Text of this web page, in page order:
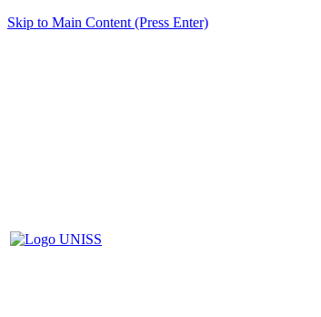
Skip to Main Content (Press Enter)